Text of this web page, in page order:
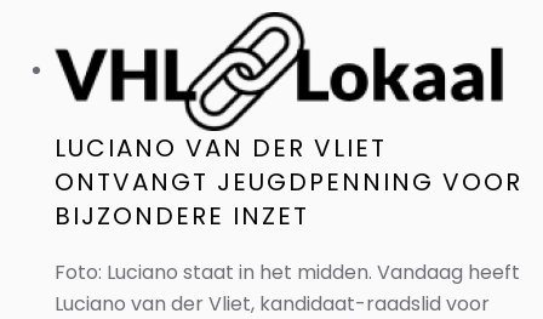
LUCIANO VAN DER VLIET
ONTVANGT JEUGDPENNING VOOR
BIJZONDERE INZET
Foto: Luciano staat in het midden. Vandaag heeft
Luciano van der Vliet, kandidaat-raadslid voor